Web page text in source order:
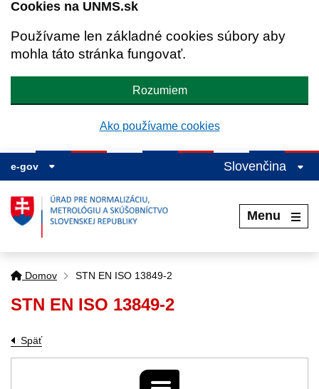
Cookies na UNMS.sk
Používame len základné cookies súbory aby
mohla táto stránka fungovať.
Rozumiem
Ako používame cookies
e-gov Slovenčina
Menu
Domov STN EN ISO 13849-2
STN EN ISO 13849-2
Späť